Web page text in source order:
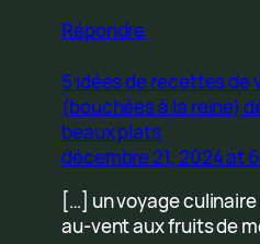
Répondre
5 idées de recettes de
(bouchées à la reine)
beaux plats
décembre 21, 2024 at
[…] un voyage
au-vent aux fruits de